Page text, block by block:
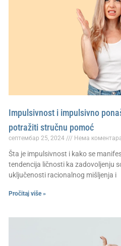
Impulsivnost i impulsivno
potražiti stručnu pomoć
септембар 25, 2024 Нема
Šta je impulsivnost i kako se
tendencija ličnosti ka zadovoljenju
uključenosti racionalnog mišljenja i
Pročitaj više »